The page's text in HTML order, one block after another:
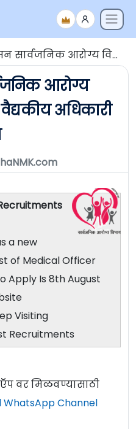
विभाग सोलापूर येथे वैद्यकीय अधिकारी गट-अ पदांच्या जागा
आरोग्य
अधिकारी
a new
of Medical Officer
Apply Is 8th August
Visiting
Recruitments
वर मिळवण्यासाठी
WhatsApp Channel